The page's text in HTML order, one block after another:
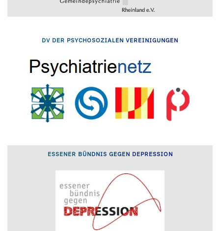
DV DER PSYCHOSOZIALEN VEREINIGUNGEN
ESSENER BÜNDNIS GEGEN DEPRESSION